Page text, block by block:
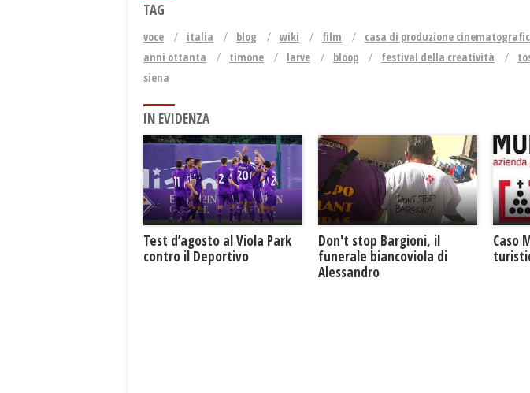
TAG
voce italia blog wiki film casa di produzione
anni ottanta
timone larve bloop festival della creatività
siena
IN EVIDENZA
Test d’agosto al Viola Park
contro il Deportivo
Don't stop Bargioni, il
funerale biancoviola di
Alessandro
Caso